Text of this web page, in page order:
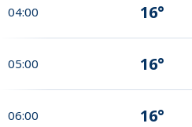
04:00 16°
05:00 16°
06:00 16°